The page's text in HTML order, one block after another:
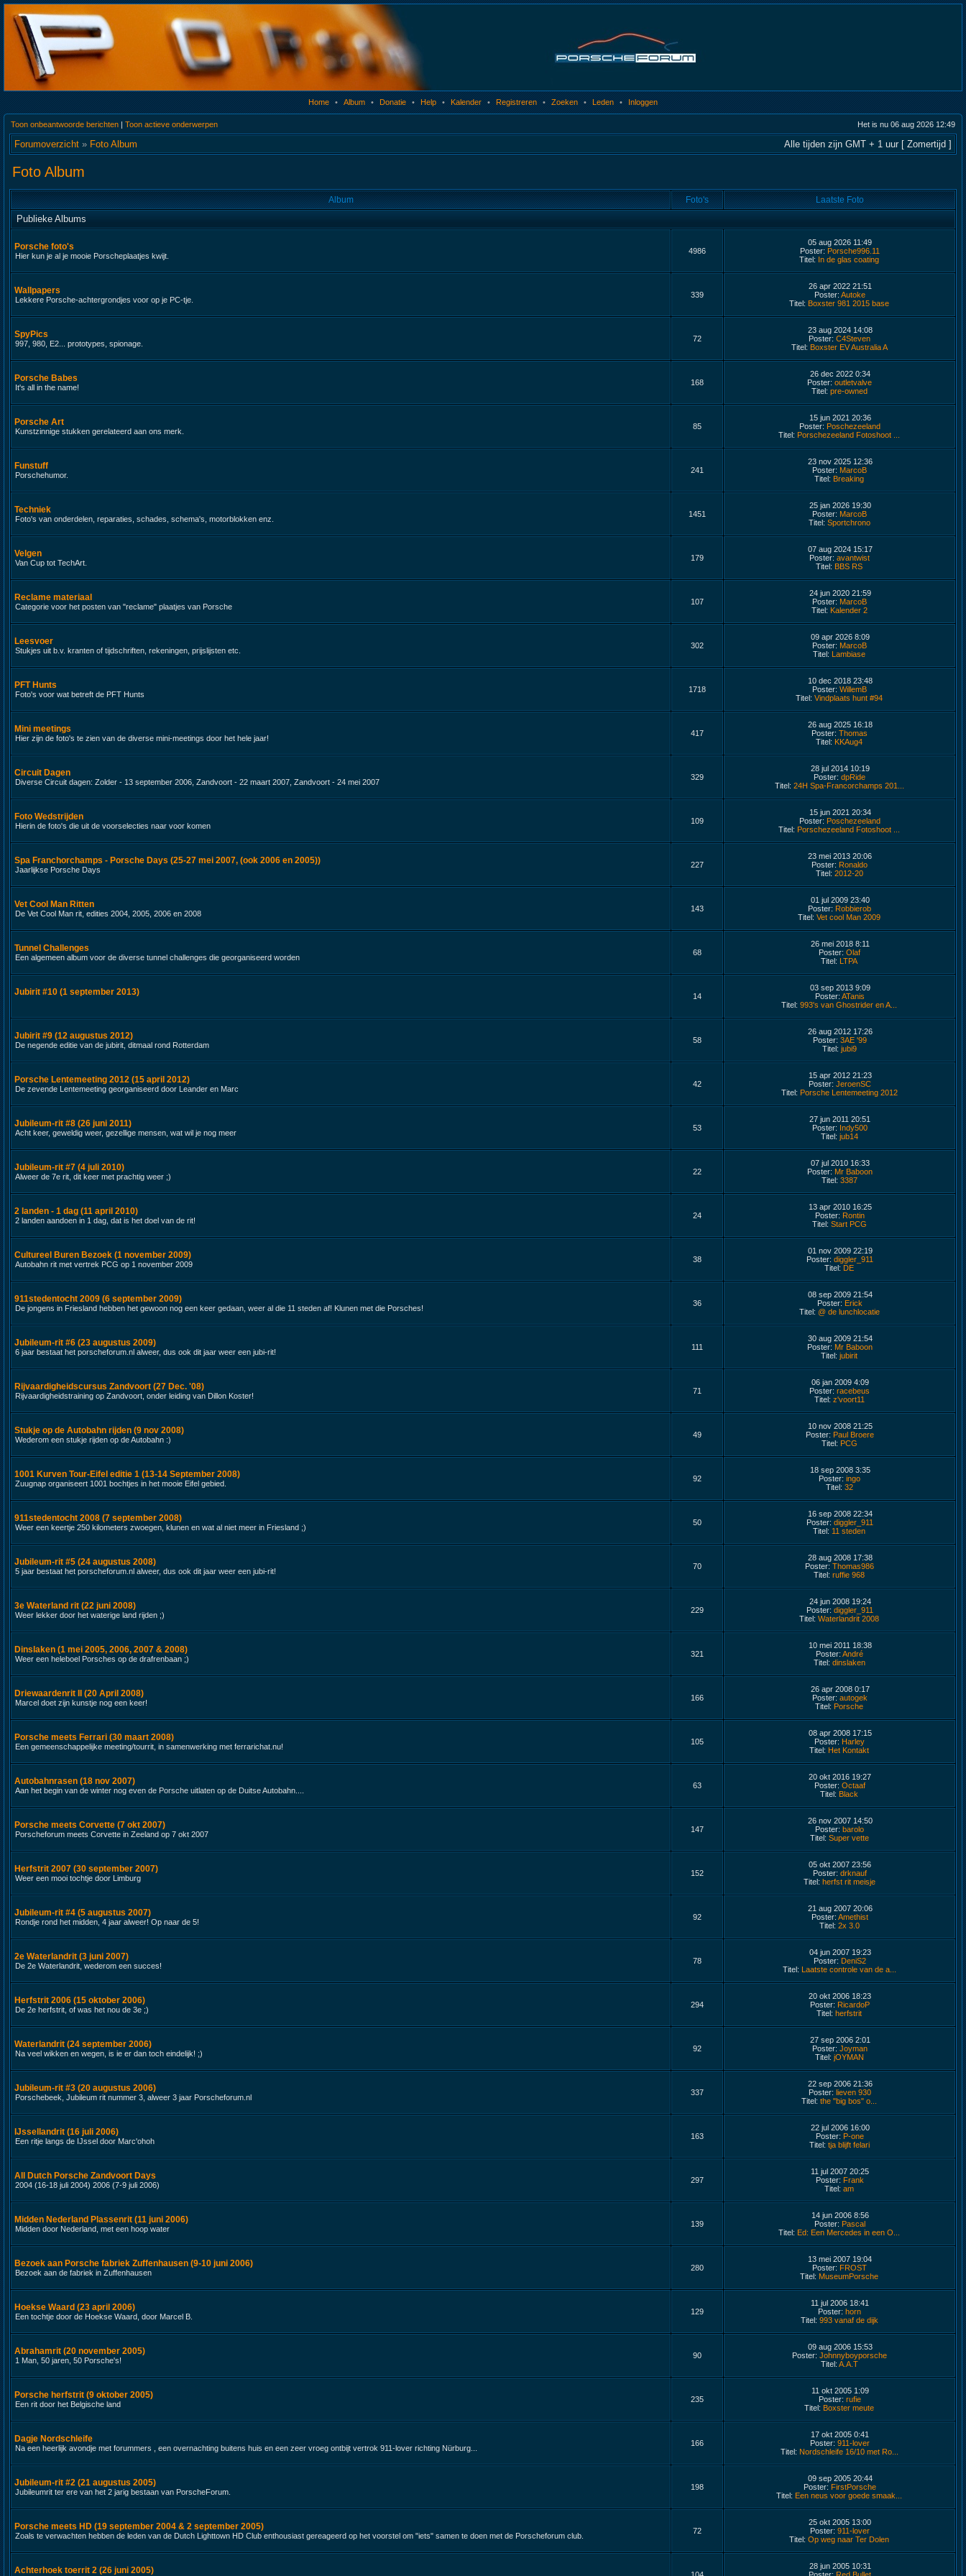
Home • Album • Donatie • Help • Kalender • Registreren • Zoeken • Leden • Inloggen
Toon onbeantwoorde berichten | Toon actieve onderwerpen Het is nu 06 aug 2026 12:49
Forumoverzicht » Foto Album Alle tijden zijn GMT + 1 uur [ Zomertijd ]
Foto Album
Album Foto's Laatste Foto
Publieke Albums
Porsche foto's
Hier kun je al je mooie Porscheplaatjes kwijt.
4986
05 aug 2026 11:49
Poster: Porsche996.11
Titel: In de glas coating
Wallpapers
Lekkere Porsche-achtergrondjes voor op je PC-tje.
339
26 apr 2022 21:51
Poster: Autoke
Titel: Boxster 981 2015 base
SpyPics
997, 980, E2... prototypes, spionage.
72
23 aug 2024 14:08
Poster: C4Steven
Titel: Boxster EV Australia A
Porsche Babes
It's all in the name!
168
26 dec 2022 0:34
Poster: outletvalve
Titel: pre-owned
Porsche Art
Kunstzinnige stukken gerelateerd aan ons merk.
85
15 jun 2021 20:36
Poster: Poschezeeland
Titel: Porschezeeland Fotoshoot ...
Funstuff
Porschehumor.
241
23 nov 2025 12:36
Poster: MarcoB
Titel: Breaking
Techniek
Foto's van onderdelen, reparaties, schades, schema's, motorblokken enz.
1451
25 jan 2026 19:30
Poster: MarcoB
Titel: Sportchrono
Velgen
Van Cup tot TechArt.
179
07 aug 2024 15:17
Poster: avantwist
Titel: BBS RS
Reclame materiaal
Categorie voor het posten van "reclame" plaatjes van Porsche
107
24 jun 2020 21:59
Poster: MarcoB
Titel: Kalender 2
Leesvoer
Stukjes uit b.v. kranten of tijdschriften, rekeningen, prijslijsten etc.
302
09 apr 2026 8:09
Poster: MarcoB
Titel: Lambiase
PFT Hunts
Foto's voor wat betreft de PFT Hunts
1718
10 dec 2018 23:48
Poster: WillemB
Titel: Vindplaats hunt #94
Mini meetings
Hier zijn de foto's te zien van de diverse mini-meetings door het hele jaar!
417
26 aug 2025 16:18
Poster: Thomas
Titel: KKAug4
Circuit Dagen
Diverse Circuit dagen: Zolder - 13 september 2006, Zandvoort - 22 maart 2007, Zandvoort - 24 mei 2007
329
28 jul 2014 10:19
Poster: dpRide
Titel: 24H Spa-Francorchamps 201...
Foto Wedstrijden
Hierin de foto's die uit de voorselecties naar voor komen
109
15 jun 2021 20:34
Poster: Poschezeeland
Titel: Porschezeeland Fotoshoot ...
Spa Franchorchamps - Porsche Days (25-27 mei 2007, (ook 2006 en 2005))
Jaarlijkse Porsche Days
227
23 mei 2013 20:06
Poster: Ronaldo
Titel: 2012-20
Vet Cool Man Ritten
De Vet Cool Man rit, edities 2004, 2005, 2006 en 2008
143
01 jul 2009 23:40
Poster: Robbierob
Titel: Vet cool Man 2009
Tunnel Challenges
Een algemeen album voor de diverse tunnel challenges die georganiseerd worden
68
26 mei 2018 8:11
Poster: Olaf
Titel: LTPA
Jubirit #10 (1 september 2013) 14
03 sep 2013 9:09
Poster: ATanis
Titel: 993's van Ghostrider en A...
Jubirit #9 (12 augustus 2012)
De negende editie van de jubirit, ditmaal rond Rotterdam
58
26 aug 2012 17:26
Poster: 3AE '99
Titel: jubi9
Porsche Lentemeeting 2012 (15 april 2012)
De zevende Lentemeeting georganiseerd door Leander en Marc
42
15 apr 2012 21:23
Poster: JeroenSC
Titel: Porsche Lentemeeting 2012
Jubileum-rit #8 (26 juni 2011)
Acht keer, geweldig weer, gezellige mensen, wat wil je nog meer
53
27 jun 2011 20:51
Poster: Indy500
Titel: jub14
Jubileum-rit #7 (4 juli 2010)
Alweer de 7e rit, dit keer met prachtig weer ;)
22
07 jul 2010 16:33
Poster: Mr Baboon
Titel: 3387
2 landen - 1 dag (11 april 2010)
2 landen aandoen in 1 dag, dat is het doel van de rit!
24
13 apr 2010 16:25
Poster: Rontin
Titel: Start PCG
Cultureel Buren Bezoek (1 november 2009)
Autobahn rit met vertrek PCG op 1 november 2009
38
01 nov 2009 22:19
Poster: diggler_911
Titel: DE
911stedentocht 2009 (6 september 2009)
De jongens in Friesland hebben het gewoon nog een keer gedaan, weer al die 11 steden af! Klunen met die Porsches!
36
08 sep 2009 21:54
Poster: Erick
Titel: @ de lunchlocatie
Jubileum-rit #6 (23 augustus 2009)
6 jaar bestaat het porscheforum.nl alweer, dus ook dit jaar weer een jubi-rit!
111
30 aug 2009 21:54
Poster: Mr Baboon
Titel: jubirit
Rijvaardigheidscursus Zandvoort (27 Dec. '08)
Rijvaardigheidstraining op Zandvoort, onder leiding van Dillon Koster!
71
06 jan 2009 4:09
Poster: racebeus
Titel: z'voort11
Stukje op de Autobahn rijden (9 nov 2008)
Wederom een stukje rijden op de Autobahn :)
49
10 nov 2008 21:25
Poster: Paul Broere
Titel: PCG
1001 Kurven Tour-Eifel editie 1 (13-14 September 2008)
Zuugnap organiseert 1001 bochtjes in het mooie Eifel gebied.
92
18 sep 2008 3:35
Poster: ingo
Titel: 32
911stedentocht 2008 (7 september 2008)
Weer een keertje 250 kilometers zwoegen, klunen en wat al niet meer in Friesland ;)
50
16 sep 2008 22:34
Poster: diggler_911
Titel: 11 steden
Jubileum-rit #5 (24 augustus 2008)
5 jaar bestaat het porscheforum.nl alweer, dus ook dit jaar weer een jubi-rit!
70
28 aug 2008 17:38
Poster: Thomas986
Titel: ruffie 968
3e Waterland rit (22 juni 2008)
Weer lekker door het waterige land rijden ;)
229
24 jun 2008 19:24
Poster: diggler_911
Titel: Waterlandrit 2008
Dinslaken (1 mei 2005, 2006, 2007 & 2008)
Weer een heleboel Porsches op de drafrenbaan ;)
321
10 mei 2011 18:38
Poster: André
Titel: dinslaken
Driewaardenrit II (20 April 2008)
Marcel doet zijn kunstje nog een keer!
166
26 apr 2008 0:17
Poster: autogek
Titel: Porsche
Porsche meets Ferrari (30 maart 2008)
Een gemeenschappelijke meeting/tourrit, in samenwerking met ferrarichat.nu!
105
08 apr 2008 17:15
Poster: Harley
Titel: Het Kontakt
Autobahnrasen (18 nov 2007)
Aan het begin van de winter nog even de Porsche uitlaten op de Duitse Autobahn....
63
20 okt 2016 19:27
Poster: Octaaf
Titel: Black
Porsche meets Corvette (7 okt 2007)
Porscheforum meets Corvette in Zeeland op 7 okt 2007
147
26 nov 2007 14:50
Poster: barolo
Titel: Super vette
Herfstrit 2007 (30 september 2007)
Weer een mooi tochtje door Limburg
152
05 okt 2007 23:56
Poster: drknauf
Titel: herfst rit meisje
Jubileum-rit #4 (5 augustus 2007)
Rondje rond het midden, 4 jaar alweer! Op naar de 5!
92
21 aug 2007 20:06
Poster: Amethist
Titel: 2x 3.0
2e Waterlandrit (3 juni 2007)
De 2e Waterlandrit, wederom een succes!
78
04 jun 2007 19:23
Poster: DeniS2
Titel: Laatste controle van de a...
Herfstrit 2006 (15 oktober 2006)
De 2e herfstrit, of was het nou de 3e ;)
294
20 okt 2006 18:23
Poster: RicardoP
Titel: herfstrit
Waterlandrit (24 september 2006)
Na veel wikken en wegen, is ie er dan toch eindelijk! ;)
92
27 sep 2006 2:01
Poster: Joyman
Titel: jOYMAN
Jubileum-rit #3 (20 augustus 2006)
Porschebeek, Jubileum rit nummer 3, alweer 3 jaar Porscheforum.nl
337
22 sep 2006 21:36
Poster: lieven 930
Titel: the "big bos" o...
IJssellandrit (16 juli 2006)
Een ritje langs de IJssel door Marc'ohoh
163
22 jul 2006 16:00
Poster: P-one
Titel: tja blijft felari
All Dutch Porsche Zandvoort Days
2004 (16-18 juli 2004) 2006 (7-9 juli 2006)
297
11 jul 2007 20:25
Poster: Frank
Titel: am
Midden Nederland Plassenrit (11 juni 2006)
Midden door Nederland, met een hoop water
139
14 jun 2006 8:56
Poster: Pascal
Titel: Ed: Een Mercedes in een O...
Bezoek aan Porsche fabriek Zuffenhausen (9-10 juni 2006)
Bezoek aan de fabriek in Zuffenhausen
280
13 mei 2007 19:04
Poster: FROST
Titel: MuseumPorsche
Hoekse Waard (23 april 2006)
Een tochtje door de Hoekse Waard, door Marcel B.
129
11 jul 2006 18:41
Poster: horn
Titel: 993 vanaf de dijk
Abrahamrit (20 november 2005)
1 Man, 50 jaren, 50 Porsche's!
90
09 aug 2006 15:53
Poster: Johnnyboyporsche
Titel: A.A.T
Porsche herfstrit (9 oktober 2005)
Een rit door het Belgische land
235
11 okt 2005 1:09
Poster: rufie
Titel: Boxster meute
Dagje Nordschleife
Na een heerlijk avondje met forummers , een overnachting buitens huis en een zeer vroeg ontbijt vertrok 911-lover richting Nürburg...
166
17 okt 2005 0:41
Poster: 911-lover
Titel: Nordschleife 16/10 met Ro...
Jubileum-rit #2 (21 augustus 2005)
Jubileumrit ter ere van het 2 jarig bestaan van PorscheForum.
198
09 sep 2005 20:44
Poster: FirstPorsche
Titel: Een neus voor goede smaak...
Porsche meets HD (19 september 2004 & 2 september 2005)
Zoals te verwachten hebben de leden van de Dutch Lighttown HD Club enthousiast gereageerd op het voorstel om "iets" samen te doen met de Porscheforum club.
72
25 okt 2005 13:00
Poster: 911-lover
Titel: Op weg naar Ter Dolen
Achterhoek toerrit 2 (26 juni 2005)
28 jun 2005 10:31